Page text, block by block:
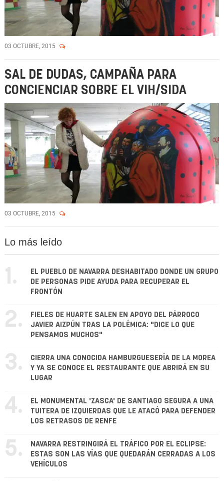
03 OCTUBRE, 2015
SAL DE DUDAS, CAMPAÑA PARA
CONCIENCIAR SOBRE EL VIH/SIDA
03 OCTUBRE, 2015
Lo más leído
1.
EL PUEBLO DE NAVARRA DESHABITADO DONDE UN GRUPO
DE PERSONAS PIDE AYUDA PARA RECUPERAR EL
FRONTÓN
2.
FIELES DE HUARTE SALEN EN APOYO DEL PÁRROCO
JAVIER AIZPÚN TRAS LA POLÉMICA: "DICE LO QUE
PENSAMOS MUCHOS"
3.
CIERRA UNA CONOCIDA HAMBURGUESERÍA DE LA MOREA
Y YA SE CONOCE EL RESTAURANTE QUE ABRIRÁ EN SU
LUGAR
4.
EL MONUMENTAL 'ZASCA' DE SANTIAGO SEGURA A UNA
TUITERA DE IZQUIERDAS QUE LE ATACÓ PARA DEFENDER
LOS RETRASOS DE RENFE
5.
NAVARRA RESTRINGIRÁ EL TRÁFICO POR EL ECLIPSE:
ESTAS SON LAS VÍAS QUE QUEDARÁN CERRADAS A LOS
VEHÍCULOS